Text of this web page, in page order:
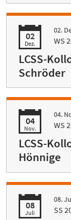
02
Dez.
02.
WS
LCSS-
Schröder
04
Nov.
04.
WS
LCSS-
Hönnige
08
Juli
08.
SS